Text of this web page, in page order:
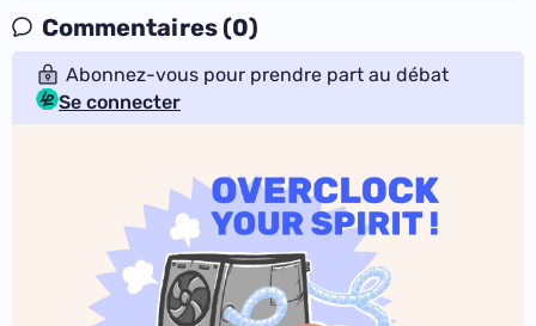
Commentaires (0)
Abonnez-vous pour prendre part au débat
Se connecter